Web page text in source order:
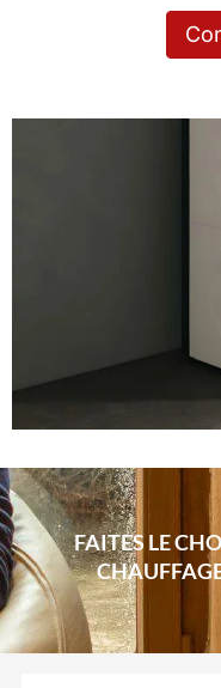
FAITES LE